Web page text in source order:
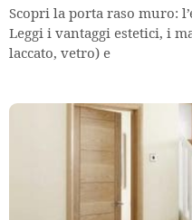
Scopri la porta raso muro:
Leggi i vantaggi estetici, i
laccato, vetro) e